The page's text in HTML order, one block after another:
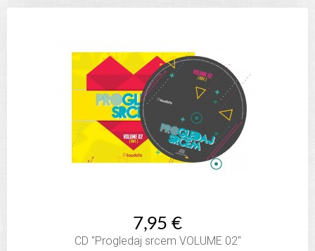
7,95 €
CD "Progledaj srcem VOLUME 02"